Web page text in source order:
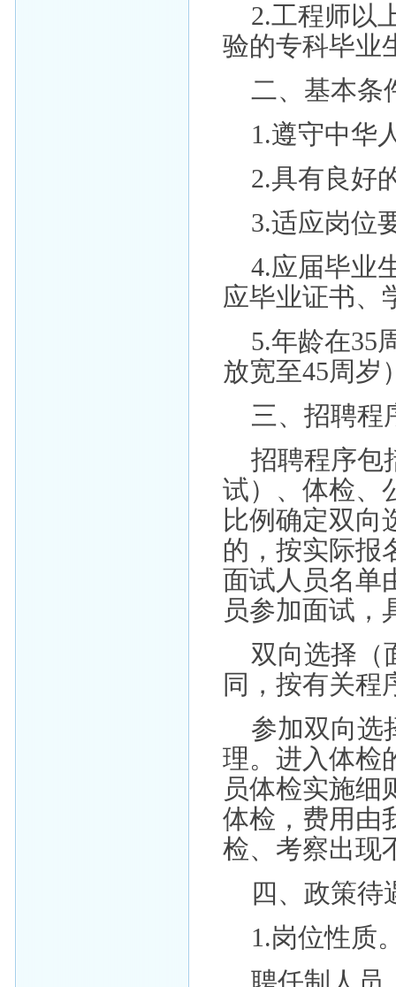
2.工程师以
验的专科毕业
二、基本条
1.遵守中华
2.具有良好
3.适应岗位
4.应届毕业
应毕业证书、
5.年龄在35
放宽至45周岁
三、招聘程
招聘程序包
试）、体检、
比例确定双向
的，按实际报
面试人员名单
员参加面试，
双向选择（
同，按有关程
参加双向选
理。进入体检
员体检实施细
体检，费用由
检、考察出现
四、政策待
1.岗位性质